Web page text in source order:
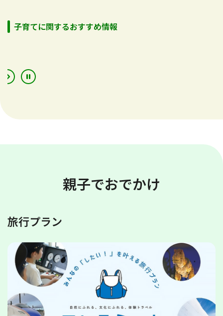
子育てに関するおすすめ情報
親子でおでかけ
旅行プラン